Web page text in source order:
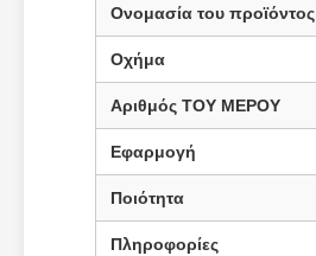
Ονομασία του προϊόντος
Οχήμα
Αριθμός ΤΟΥ ΜΕΡΟΥ
Εφαρμογή
Ποιότητα
Πληροφορίες